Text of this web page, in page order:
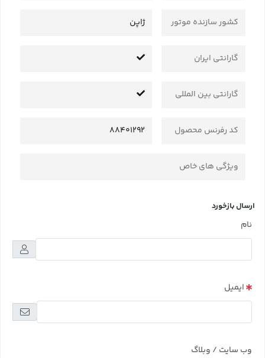
کشور سازنده موتور ژاپن
گارانتی ایران
گارانتی بین المللی
کد رفرنس محصول 88401292
ویژگی های خاص
ارسال بازخورد
نام
ایمیل
وب سایت / وبلاگ